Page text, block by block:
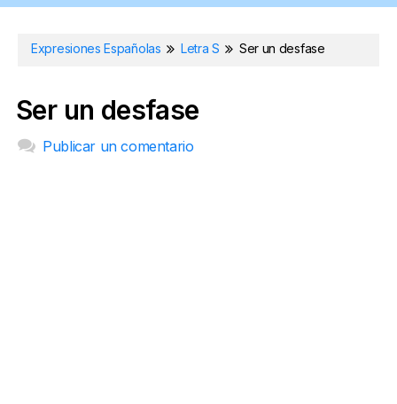
Expresiones Españolas Letra S Ser un desfase
Ser un desfase
Publicar un comentario